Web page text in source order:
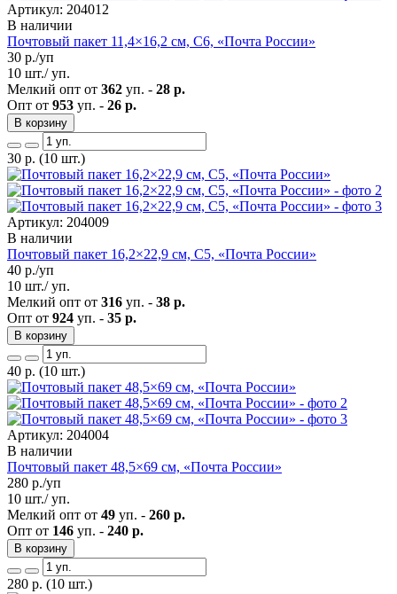
Артикул: 204012
В наличии
Почтовый пакет 11,4×16,2 см, C6, «Почта России»
30 р./уп
10 шт./ уп.
Мелкий опт от 362 уп. - 28 р.
Опт от 953 уп. - 26 р.
В корзину
30 р. (10 шт.)
Артикул: 204009
В наличии
Почтовый пакет 16,2×22,9 см, С5, «Почта России»
40 р./уп
10 шт./ уп.
Мелкий опт от 316 уп. - 38 р.
Опт от 924 уп. - 35 р.
В корзину
40 р. (10 шт.)
Артикул: 204004
В наличии
Почтовый пакет 48,5×69 см, «Почта России»
280 р./уп
10 шт./ уп.
Мелкий опт от 49 уп. - 260 р.
Опт от 146 уп. - 240 р.
В корзину
280 р. (10 шт.)